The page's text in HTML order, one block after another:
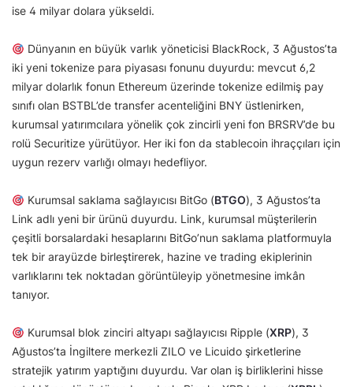
ise 4 milyar dolara yükseldi.
Dünyanın en büyük varlık yöneticisi BlackRock, 3 Ağustos’ta
iki yeni tokenize para piyasası fonunu duyurdu: mevcut 6,2
milyar dolarlık fonun Ethereum üzerinde tokenize edilmiş pay
sınıfı olan BSTBL’de transfer acenteliğini BNY üstlenirken,
kurumsal yatırımcılara yönelik çok zincirli yeni fon BRSRV’de bu
rolü Securitize yürütüyor. Her iki fon da stablecoin ihraççıları için
uygun rezerv varlığı olmayı hedefliyor.
Kurumsal saklama sağlayıcısı BitGo (BTGO), 3 Ağustos’ta
Link adlı yeni bir ürünü duyurdu. Link, kurumsal müşterilerin
çeşitli borsalardaki hesaplarını BitGo’nun saklama platformuyla
tek bir arayüzde birleştirerek, hazine ve trading ekiplerinin
varlıklarını tek noktadan görüntüleyip yönetmesine imkân
tanıyor.
Kurumsal blok zinciri altyapı sağlayıcısı Ripple (XRP), 3
Ağustos’ta İngiltere merkezli ZILO ve Licuido şirketlerine
stratejik yatırım yaptığını duyurdu. Var olan iş birliklerini hisse